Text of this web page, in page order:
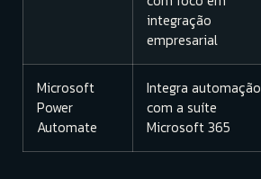
integração
empresarial
Microsoft
Power
Automate
Integra automação
com a suíte
Microsoft 365